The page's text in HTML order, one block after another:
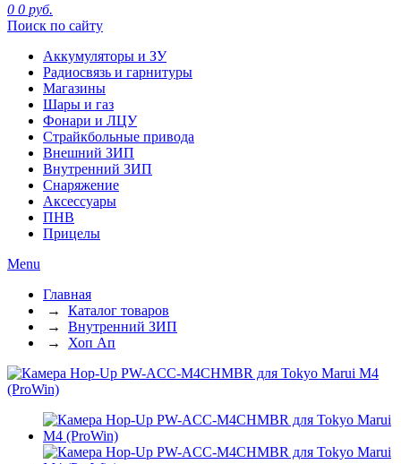
0 0 руб.
Поиск по сайту
Аккумуляторы и ЗУ
Радиосвязь и гарнитуры
Магазины
Шары и газ
Фонари и ЛЦУ
Страйкбольные привода
Внешний ЗИП
Внутренний ЗИП
Снаряжение
Аксессуары
ПНВ
Прицелы
Menu
Главная
→ Каталог товаров
→ Внутренний ЗИП
→ Хоп Ап